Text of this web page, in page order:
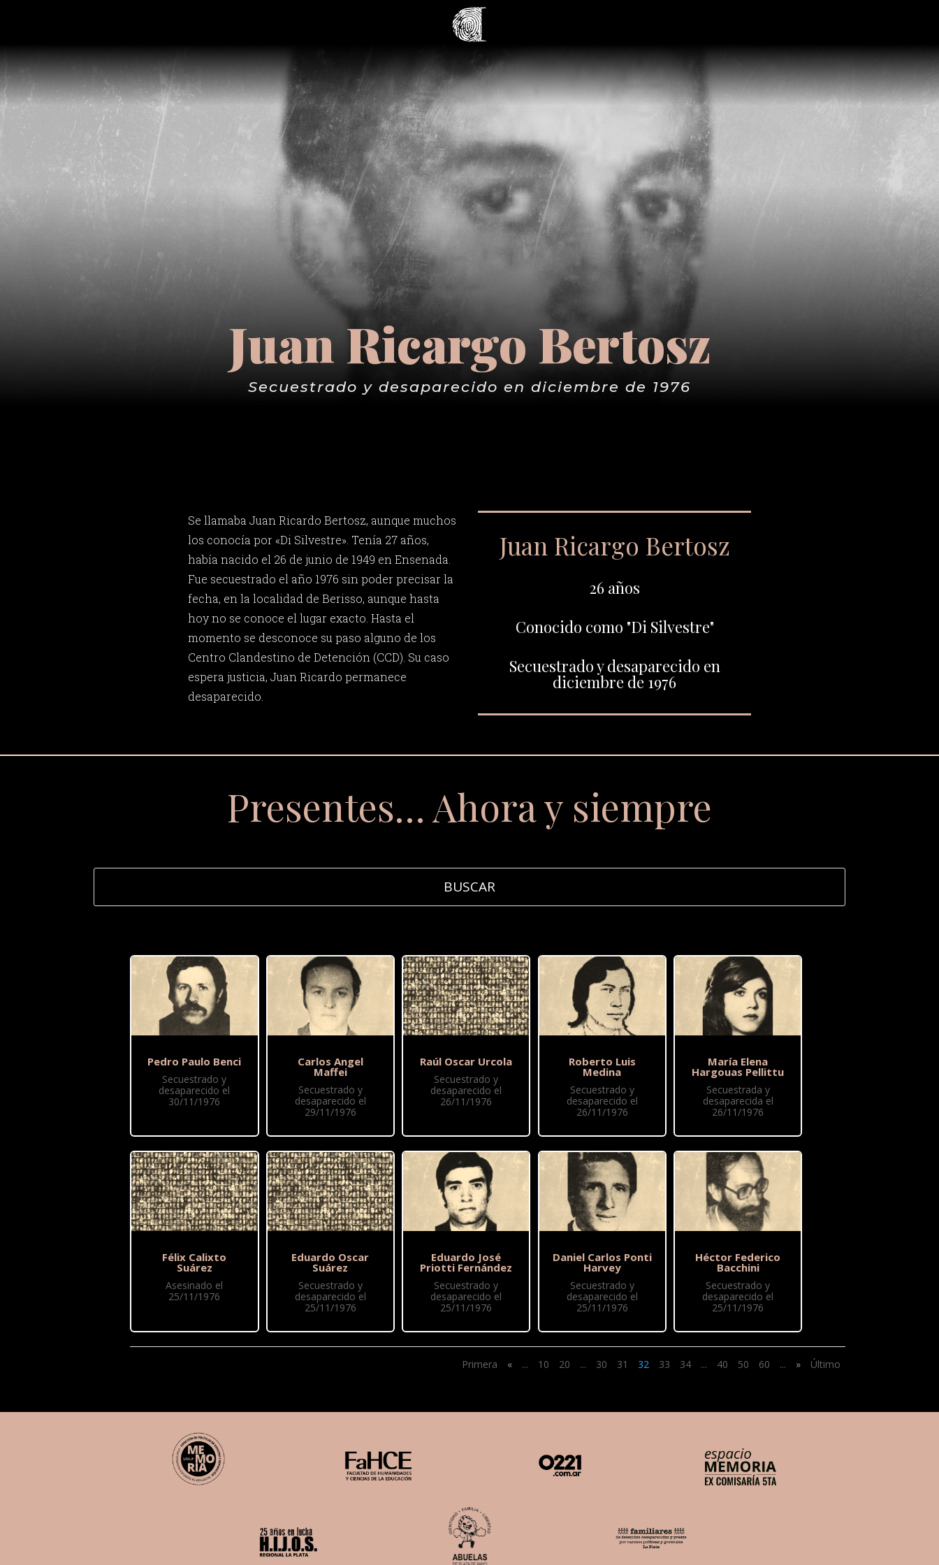
Juan Ricargo Bertosz
Secuestrado y desaparecido en diciembre de 1976
Se llamaba Juan Ricardo Bertosz, aunque muchos
los conocía por «Di Silvestre». Tenía 27 años,
había nacido el 26 de junio de 1949 en Ensenada.
Fue secuestrado el año 1976 sin poder precisar la
fecha, en la localidad de Berisso, aunque hasta
hoy no se conoce el lugar exacto. Hasta el
momento se desconoce su paso alguno de los
Centro Clandestino de Detención (CCD). Su caso
espera justicia, Juan Ricardo permanece
desaparecido.
Juan Ricargo Bertosz
26 años
Conocido como "Di Silvestre"
Secuestrado y desaparecido en
diciembre de 1976
Presentes… Ahora y siempre
Pedro Paulo Benci
Secuestrado y
desaparecido el
30/11/1976
Félix Calixto
Suárez
Asesinado el
25/11/1976
Carlos Angel
Maffei
Secuestrado y
desaparecido el
29/11/1976
Eduardo Oscar
Suárez
Secuestrado y
desaparecido el
25/11/1976
Raúl Oscar Urcola
Secuestrado y
desaparecido el
26/11/1976
Eduardo José
Priotti Fernández
Secuestrado y
desaparecido el
25/11/1976
Roberto Luis
Medina
Secuestrado y
desaparecido el
26/11/1976
Daniel Carlos Ponti
Harvey
Secuestrado y
desaparecido el
25/11/1976
María Elena
Hargouas Pellittu
Secuestrada y
desaparecida el
26/11/1976
Héctor Federico
Bacchini
Secuestrado y
desaparecido el
25/11/1976
Primera « ... 10 20 ... 30 31 32 33 34 ... 40 50 60 ... » Último